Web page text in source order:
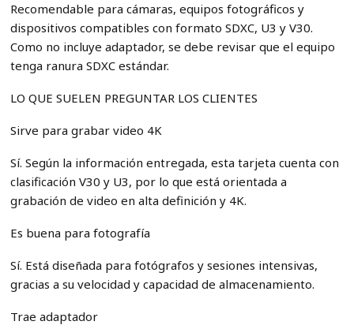
Recomendable para cámaras, equipos fotográficos y
dispositivos compatibles con formato SDXC, U3 y V30.
Como no incluye adaptador, se debe revisar que el equipo
tenga ranura SDXC estándar.
LO QUE SUELEN PREGUNTAR LOS CLIENTES
Sirve para grabar video 4K
Sí. Según la información entregada, esta tarjeta cuenta con
clasificación V30 y U3, por lo que está orientada a
grabación de video en alta definición y 4K.
Es buena para fotografía
Sí. Está diseñada para fotógrafos y sesiones intensivas,
gracias a su velocidad y capacidad de almacenamiento.
Trae adaptador